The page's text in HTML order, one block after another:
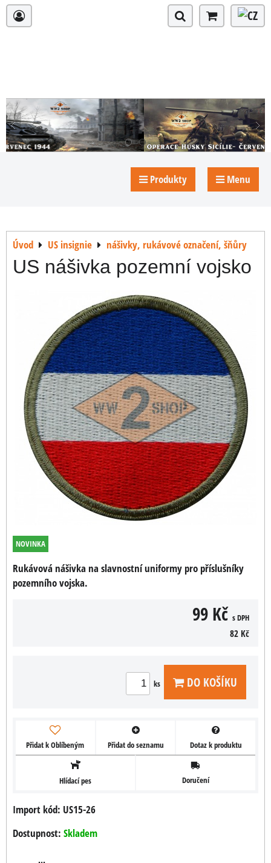
Produkty Menu
Úvod US insignie nášivky, rukávové označení, šňůry
US nášivka pozemní vojsko
NOVINKA
Rukávová nášivka na slavnostní uniformy pro příslušníky
pozemního vojska.
99 Kč s DPH
82 Kč
ks DO KOŠÍKU
Přidat k Oblíbeným Přidat do seznamu Dotaz k produktu
Hlídací pes Doručení
Import kód: US15-26
Dostupnost: Skladem